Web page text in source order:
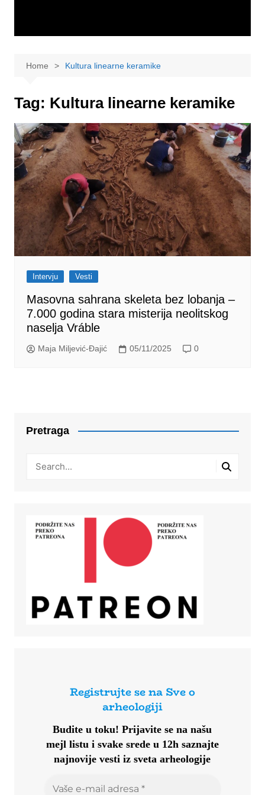
Home Kultura linearne keramike
Tag: Kultura linearne keramike
Intervju Vesti
Masovna sahrana skeleta bez lobanja –
7.000 godina stara misterija neolitskog
naselja Vráble
Maja Miljević-Đajić 05/11/2025 0
Pretraga
Registrujte se na Sve o
arheologiji
Budite u toku!Prijavite se na našu
mejl listu i svake srede u 12h saznajte
najnovije vesti iz sveta arheologije